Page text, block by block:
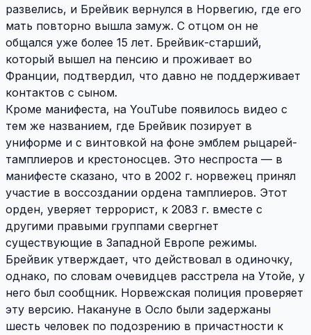
развелись, и Брейвик вернулся в Норвегию, где его
мать повторно вышла замуж. С отцом он не
общался уже более 15 лет. Брейвик-старший,
который вышел на пенсию и проживает во
Франции, подтвердил, что давно не поддерживает
контактов с сыном.
Кроме манифеста, на YouTube появилось видео с
тем же названием, где Брейвик позирует в
униформе и с винтовкой на фоне эмблем рыцарей-
тамплиеров и крестоносцев. Это неспроста — в
манифесте сказано, что в 2002 г. норвежец принял
участие в воссоздании ордена тамплиеров. Этот
орден, уверяет террорист, к 2083 г. вместе с
другими правыми группами свергнет
существующие в Западной Европе режимы.
Брейвик утверждает, что действовал в одиночку,
однако, по словам очевидцев расстрела на Утойе, у
него был сообщник. Норвежская полиция проверяет
эту версию. Накануне в Осло были задержаны
шесть человек по подозрению в причастности к